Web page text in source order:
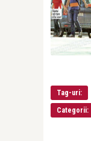
Tag-uri:
Categorii: